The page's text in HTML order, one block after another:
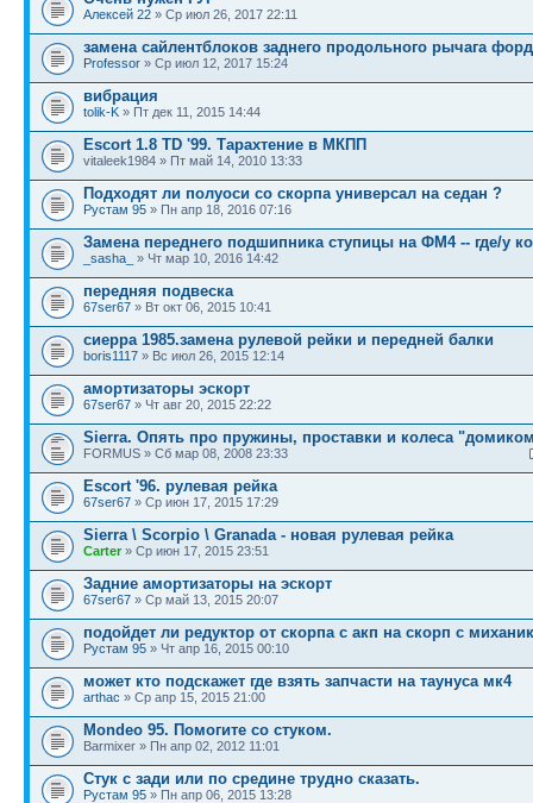
Алексей 22 » Ср июл 26, 2017 22:11
замена сайлентблоков заднего продольного рычага
Professor » Ср июл 12, 2017 15:24
вибрация
tolik-K » Пт дек 11, 2015 14:44
Escort 1.8 TD '99. Тарахтение в МКПП
vitaleek1984 » Пт май 14, 2010 13:33
Подходят ли полуоси со скорпа универсал на седан ?
Рустам 95 » Пн апр 18, 2016 07:16
Замена переднего подшипника ступицы на ФМ4 -- где/у
_sasha_ » Чт мар 10, 2016 14:42
передняя подвеска
67ser67 » Вт окт 06, 2015 10:41
сиерра 1985.замена рулевой рейки и передней балки
boris1117 » Вс июл 26, 2015 12:14
амортизаторы эскорт
67ser67 » Чт авг 20, 2015 22:22
Sierra. Опять про пружины, проставки и колеса
FORMUS » Сб мар 08, 2008 23:33
Escort '96. рулевая рейка
67ser67 » Ср июн 17, 2015 17:29
Sierra \ Scorpio \ Granada - новая рулевая рейка
Carter» Ср июн 17, 2015 23:51
Задние амортизаторы на эскорт
67ser67 » Ср май 13, 2015 20:07
подойдет ли редуктор от скорпа с акп на скорп с
Рустам 95 » Чт апр 16, 2015 00:10
может кто подскажет где взять запчасти на таунуса мк4
arthac » Ср апр 15, 2015 21:00
Mondeo 95. Помогите со стуком.
Barmixer » Пн апр 02, 2012 11:01
Стук с зади или по средине трудно сказать.
Рустам 95 » Пн апр 06, 2015 13:28